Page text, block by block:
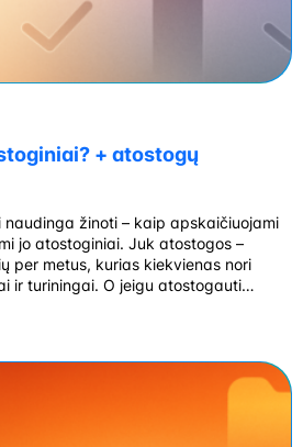
+ atostogų
naudinga žinoti – kaip apskaičiuojami
jo atostoginiai. Juk atostogos –
per metus, kurias kiekvienas nori
ir turiningai. O jeigu atostogauti